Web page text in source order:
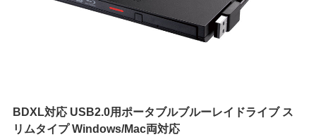
BDXL対応 USB2.0用ポータブルブルーレイドライブ ス
リムタイプ Windows/Mac両対応